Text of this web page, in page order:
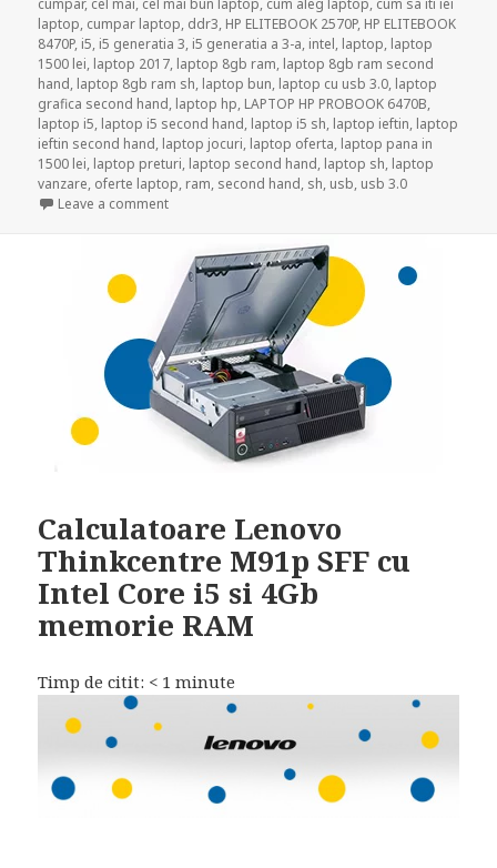
laptop, cumpar laptop, ddr3, HP ELITEBOOK 2570P, HP ELITEBOOK
8470P, i5, i5 generatia 3, i5 generatia a 3-a, intel, laptop, laptop
1500 lei, laptop 2017, laptop 8gb ram, laptop 8gb ram second
hand, laptop 8gb ram sh, laptop bun, laptop cu usb 3.0, laptop
grafica second hand, laptop hp, LAPTOP HP PROBOOK 6470B,
laptop i5, laptop i5 second hand, laptop i5 sh, laptop ieftin, laptop
ieftin second hand, laptop jocuri, laptop oferta, laptop pana in
1500 lei, laptop preturi, laptop second hand, laptop sh, laptop
vanzare, oferte laptop, ram, second hand, sh, usb, usb 3.0
Leave a commenton Recomandari laptop sub 1500 de lei | Interlink
Calculatoare Lenovo
Thinkcentre M91p SFF cu
Intel Core i5 si 4Gb
memorie RAM
Timp de citit: < 1 minute